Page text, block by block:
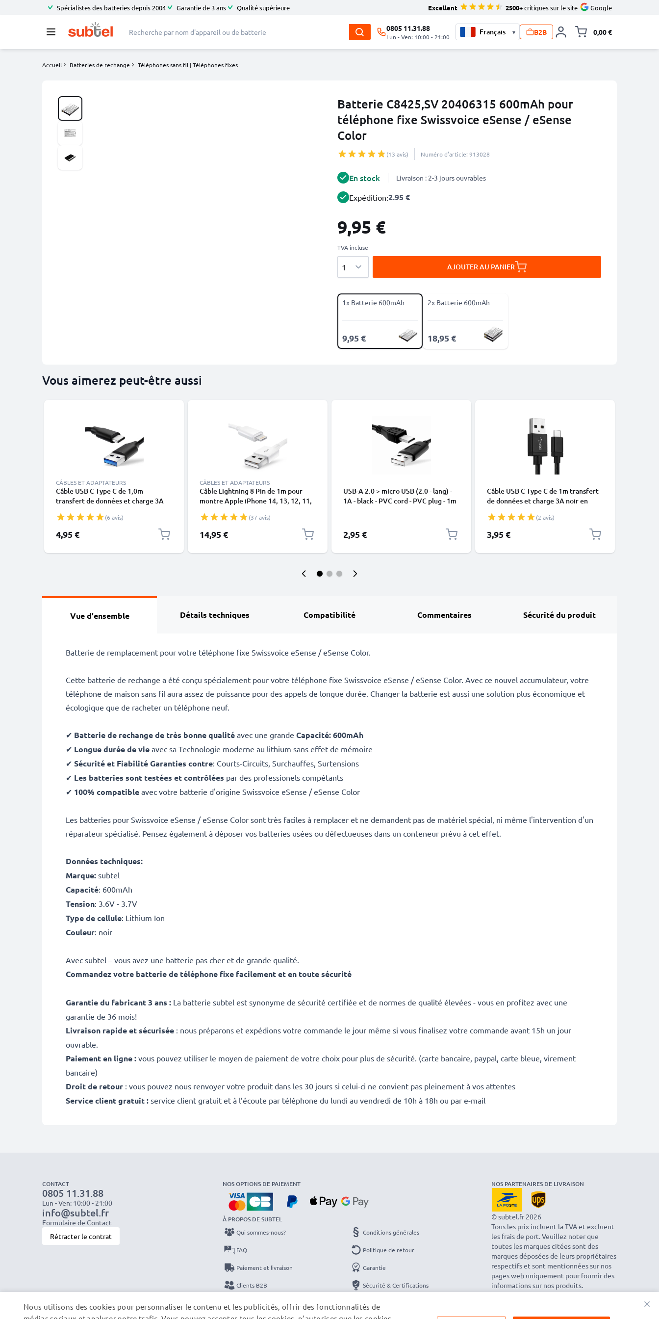
Spécialistes des batteries depuis 2004 Garantie de 3 ans Qualité supérieure Excellent 2500+critiques sur le site Google
0805 11.31.88
Lun - Ven: 10:00 - 21:00
▾ B2B 0,00 €
Accueil Batteries de rechange Téléphones sans fil | Téléphones fixes
Batterie C8425,SV 20406315 600mAh pour
téléphone fixe Swissvoice eSense / eSense
Color
(13 avis) Numéro d’article: 913028
En stock Livraison : 2-3 jours ouvrables
Expédition:2.95 €
9,95 €
TVA incluse
AJOUTER AU PANIER
1x Batterie 600mAh
9,95 €
2x Batterie 600mAh
18,95 €
Vous aimerez peut-être aussi
CÂBLES ET ADAPTATEURS
Câble USB C Type C de 1,0m
transfert de données et charge 3A
(6 avis)
4,95 €
CÂBLES ET ADAPTATEURS
Câble Lightning 8 Pin de 1m pour
montre Apple iPhone 14, 13, 12, 11,
blanc en
(37 avis)
14,95 €
USB-A 2.0 > micro USB (2.0 - lang) -
1A - black - PVC cord - PVC plug - 1m
2,95 €
Câble USB C Type C de 1m transfert
de données et charge 3A noir en
(2 avis)
3,95 €
Vue d'ensemble Détails techniques Compatibilité Commentaires Sécurité du produit
Batterie de remplacement pour votre téléphone fixe Swissvoice eSense / eSense Color.
Cette batterie de rechange a été conçu spécialement pour votre téléphone fixe Swissvoice eSense / eSense Color. Avec ce nouvel accumulateur, votre
téléphone de maison sans fil aura assez de puissance pour des appels de longue durée. Changer la batterie est aussi une solution plus économique et
écologique que de racheter un téléphone neuf.
✔ Batterie de rechange de très bonne qualité avec une grande Capacité: 600mAh
✔ Longue durée de vie avec sa Technologie moderne au lithium sans effet de mémoire
✔ Sécurité et Fiabilité Garanties contre: Courts-Circuits, Surchauffes, Surtensions
✔ Les batteries sont testées et contrôlées par des professionels compétants
✔ 100% compatible avec votre batterie d'origine Swissvoice eSense / eSense Color
Les batteries pour Swissvoice eSense / eSense Color sont très faciles à remplacer et ne demandent pas de matériel spécial, ni même l'intervention d'un
réparateur spécialisé. Pensez également à déposer vos batteries usées ou défectueuses dans un conteneur prévu à cet effet.
Données techniques:
Marque: subtel
Capacité: 600mAh
Tension: 3.6V - 3.7V
Type de cellule: Lithium Ion
Couleur: noir
Avec subtel – vous avez une batterie pas cher et de grande qualité.
Commandez votre batterie de téléphone fixe facilement et en toute sécurité
Garantie du fabricant 3 ans : La batterie subtel est synonyme de sécurité certifiée et de normes de qualité élevées - vous en profitez avec une
garantie de 36 mois!
Livraison rapide et sécurisée : nous préparons et expédions votre commande le jour même si vous finalisez votre commande avant 15h un jour
ouvrable.
Paiement en ligne : vous pouvez utiliser le moyen de paiement de votre choix pour plus de sécurité. (carte bancaire, paypal, carte bleue, virement
bancaire)
Droit de retour : vous pouvez nous renvoyer votre produit dans les 30 jours si celui-ci ne convient pas pleinement à vos attentes
Service client gratuit : service client gratuit et à l’écoute par téléphone du lundi au vendredi de 10h à 18h ou par e-mail
CONTACT
0805 11.31.88
Lun - Ven: 10:00 - 21:00
info@subtel.fr
Formulaire de Contact
Rétracter le contrat
NOS OPTIONS DE PAIEMENT
À PROPOS DE SUBTEL
Qui sommes-nous?
FAQ
Paiement et livraison
Clients B2B
Catalogues
Conditions générales
Politique de retour
Garantie
Sécurité & Certifications
Protection des données
NOS PARTENAIRES DE LIVRAISON
© subtel.fr 2026
Tous les prix incluent la TVA et excluent
les frais de port. Veuillez noter que
toutes les marques citées sont des
marques déposées de leurs propriétaires
respectifs et sont mentionnées sur nos
pages web uniquement pour fournir des
informations sur nos produits.
×
Nous utilisons des cookies pour personnaliser le contenu et les publicités, offrir des fonctionnalités de